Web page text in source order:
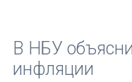
В НБУ
инфляции